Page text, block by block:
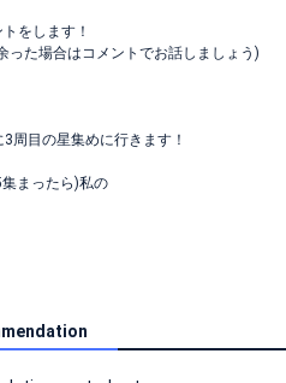
をします！
った場合はコメントでお話しましょう)
周目の星集めに行きます！
まったら)私の